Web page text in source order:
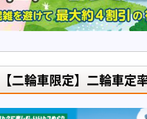
【二輪車限定】二輪車定